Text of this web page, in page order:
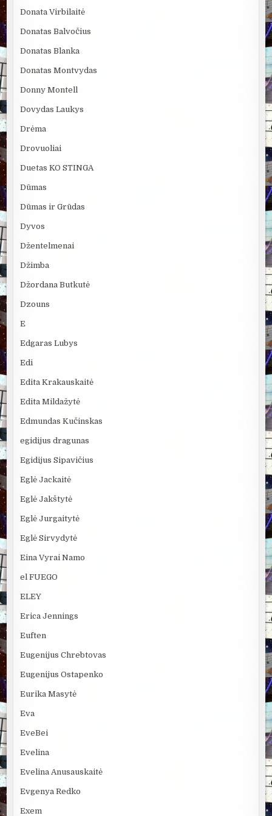
Donata Virbilaitė
Donatas Balvočius
Donatas Blanka
Donatas Montvydas
Donny Montell
Dovydas Laukys
Drėma
Drovuoliai
Duetas KO STINGA
Dūmas
Dūmas ir Grūdas
Dyvos
Džentelmenai
Džimba
Džordana Butkutė
Dzouns
E
Edgaras Lubys
Edi
Edita Krakauskaitė
Edita Mildažytė
Edmundas Kučinskas
egidijus dragunas
Egidijus Sipavičius
Eglė Jackaitė
Eglė Jakštytė
Eglė Jurgaitytė
Eglė Sirvydytė
Eina Vyrai Namo
el FUEGO
ELEY
Erica Jennings
Euften
Eugenijus Chrebtovas
Eugenijus Ostapenko
Eurika Masytė
Eva
EveBei
Evelina
Evelina Anusauskaitė
Evgenya Redko
Exem